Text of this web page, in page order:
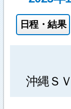
日程・結果
沖縄ＳＶ